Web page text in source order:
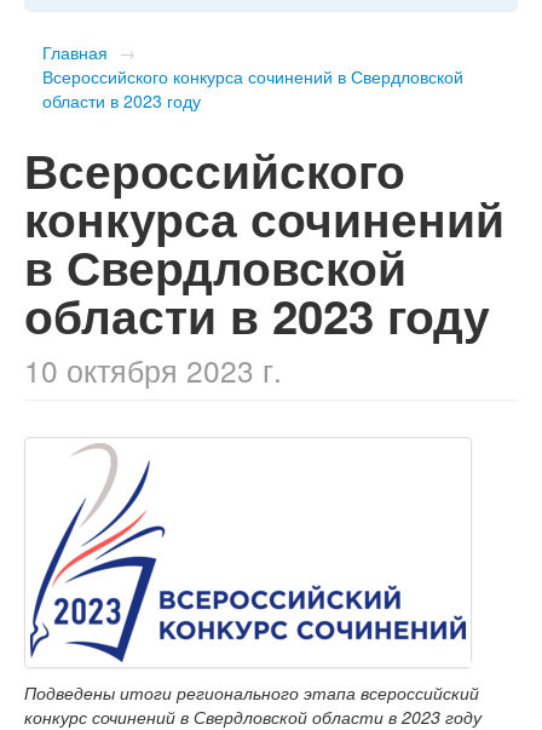
Главная →
Всероссийского конкурса сочинений в Свердловской
области в 2023 году
Всероссийского
конкурса сочинений
в Свердловской
области в 2023 году
10 октября 2023 г.
Подведены итоги регионального этапа всероссийский
конкурс сочинений в Свердловской области в 2023 году